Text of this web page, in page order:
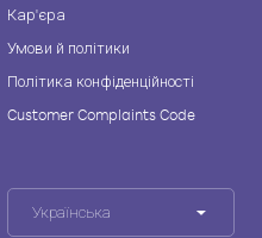
Кар'єра
Умови й політики
Політика конфіденційності
Customer Complaints Code
Українська